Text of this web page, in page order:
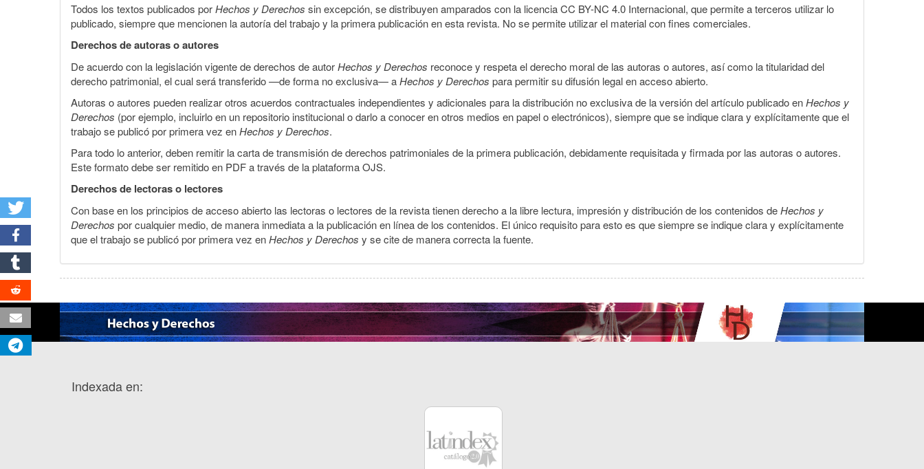
Todos los textos publicados porHechos y Derechos sin excepción, se distribuyen amparados con la licencia CC BY-NC 4.0 Internacional, que permite a terceros utilizar lo
publicado, siempre que mencionen la autoría del trabajo y la primera publicación en esta revista. No se permite utilizar el material con fines comerciales.
Derechos de autoras o autores
De acuerdo con la legislación vigente de derechos de autorHechos y Derechos reconoce y respeta el derecho moral de las autoras o autores, así como la titularidad del
derecho patrimonial, el cual será transferido —de forma no exclusiva— aHechos y Derechos para permitir su difusión legal en acceso abierto.
Autoras o autores pueden realizar otros acuerdos contractuales independientes y adicionales para la distribución no exclusiva de la versión del artículo publicado enHechos y
Derechos (por ejemplo, incluirlo en un repositorio institucional o darlo a conocer en otros medios en papel o electrónicos), siempre que se indique clara y explícitamente que el
trabajo se publicó por primera vez enHechos y Derechos.
Para todo lo anterior, deben remitir la carta de transmisión de derechos patrimoniales de la primera publicación, debidamente requisitada y firmada por las autoras o autores.
Este formato debe ser remitido en PDF a través de la plataforma OJS.
Derechos de lectoras o lectores
Con base en los principios de acceso abierto las lectoras o lectores de la revista tienen derecho a la libre lectura, impresión y distribución de los contenidos deHechos y
Derechos por cualquier medio, de manera inmediata a la publicación en línea de los contenidos. El único requisito para esto es que siempre se indique clara y explícitamente
que el trabajo se publicó por primera vez enHechos y Derechos y se cite de manera correcta la fuente.
Indexada en: